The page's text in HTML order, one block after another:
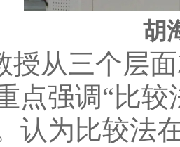
胡
从三个层
点强调“比较
认为比较法